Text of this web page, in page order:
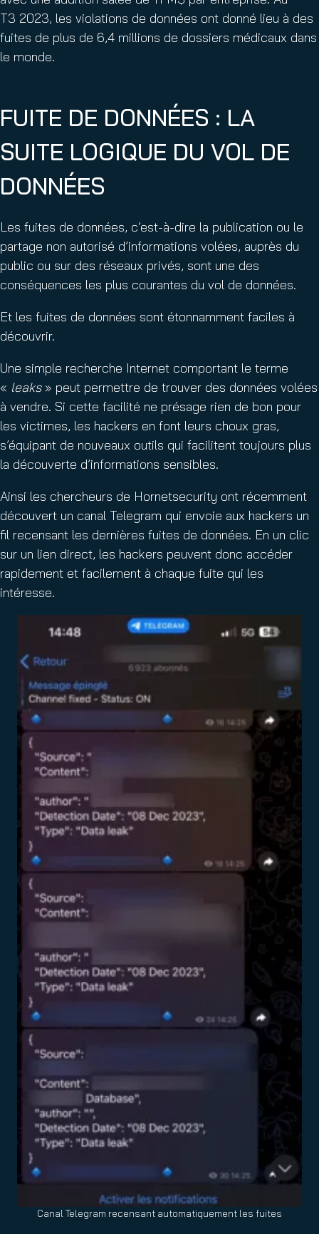
T3 2023, les violations de données ont donné lieu à des
fuites de plus de 6,4 millions de dossiers médicaux dans
le monde.
FUITE DE DONNÉES : LA
SUITE LOGIQUE DU VOL DE
DONNÉES
Les fuites de données, c’est-à-dire la publication ou le
partage non autorisé d’informations volées, auprès du
public ou sur des réseaux privés, sont une des
conséquences les plus courantes du vol de données.
Et les fuites de données sont étonnamment faciles à
découvrir.
Une simple recherche Internet comportant le terme
« leaks» peut permettre de trouver des données volées
à vendre. Si cette facilité ne présage rien de bon pour
les victimes, les hackers en font leurs choux gras,
s’équipant de nouveaux outils qui facilitent toujours plus
la découverte d’informations sensibles.
Ainsi les chercheurs de Hornetsecurity ont récemment
découvert un canal Telegram qui envoie aux hackers un
fil recensant les dernières fuites de données. En un clic
sur un lien direct, les hackers peuvent donc accéder
rapidement et facilement à chaque fuite qui les
intéresse.
Canal Telegram recensant automatiquement les fuites